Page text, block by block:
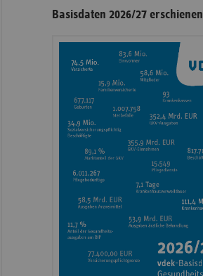
Basisdaten 2026/27 erschienen